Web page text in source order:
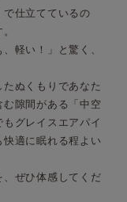
で仕立てているの
軽い！」と驚く、
ぬくもりであなた
む隙間がある「中空
グレイスエアパイ
適に眠れる程よい
ぜひ体感してくだ